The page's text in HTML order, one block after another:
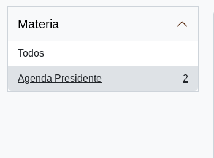
Materia
Todos
Agenda Presidente
, 2 resultados
2